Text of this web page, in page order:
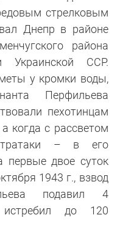
стрелковым
Днепр в районе
района
Украинской ССР.
у кромки воды,
Перфильева
пехотинцам
когда с рассветом
– в его
первые двое суток
1943 г., взвод
подавил 4
до 120